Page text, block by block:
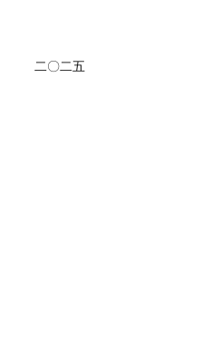
二〇二五